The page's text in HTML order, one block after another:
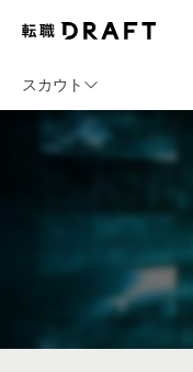
スカウト